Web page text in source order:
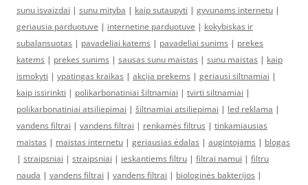
sunu isvaizdai | sunu mityba | kaip sutaupyti | gyvunams internetu |
geriausia parduotuve | internetine parduotuve | kokybiskas ir
subalansuotas | pavadeliai katems | pavadeliai sunims | prekes
katems | prekes sunims | sausas sunu maistas | sunu maistas | kaip
ismokyti | ypatingas kraikas | akcija prekems | geriausi siltnamiai |
kaip issirinkti | polikarbonatiniai šiltnamiai | tvirti siltnamiai |
polikarbonatiniai atsiliepimai | šiltnamiai atsiliepimai | led reklama |
vandens filtrai | vandens filtrai | renkamės filtrus | tinkamiausias
maistas | maistas internetu | geriausias ėdalas | augintojams | blogas
| straipsniai | straipsniai | ieskantiems filtru | filtrai namui | filtru
nauda | vandens filtrai | vandens filtrai | biologinės bakterijos |